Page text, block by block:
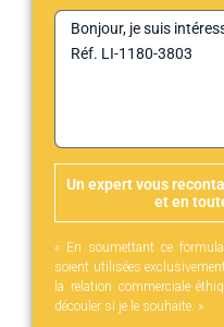
Un expert vous
et en
« En soumettant ce
soient utilisées
la relation commerciale
découler si je le souhaite. »